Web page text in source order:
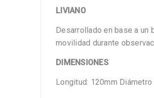
LIVIANO
Desarrollado en base a
movilidad durante
DIMENSIONES
Longitud: 120mm